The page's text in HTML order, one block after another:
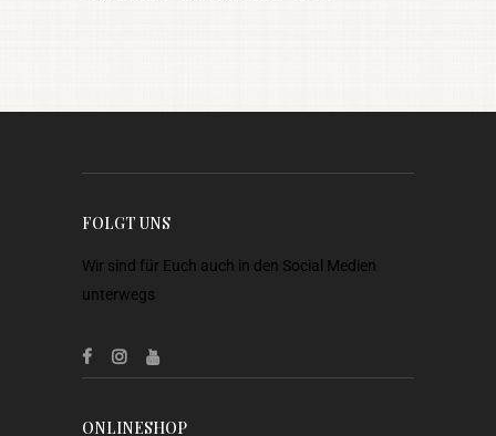
FOLGT UNS
Wir sind für Euch auch in den Social Medien
unterwegs
ONLINESHOP